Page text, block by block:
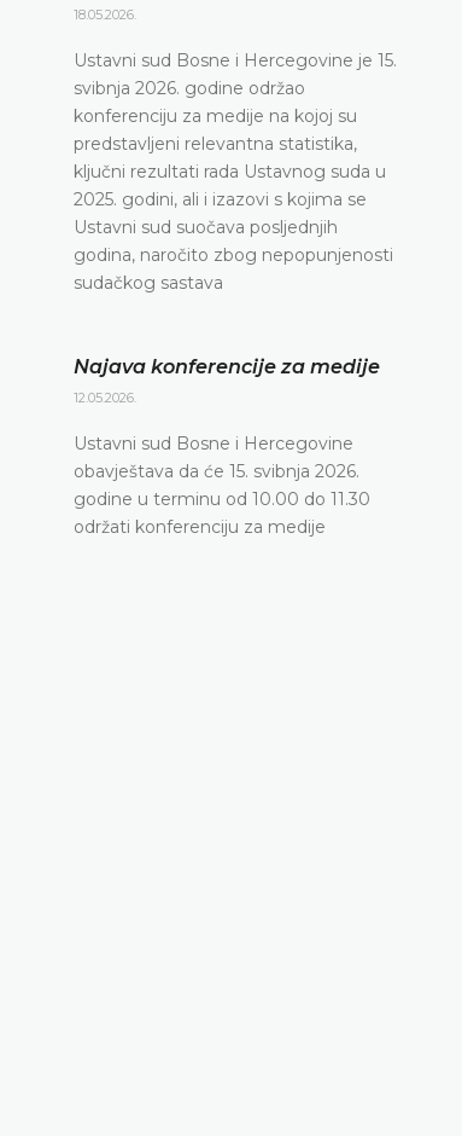
18.05.2026.
Ustavni sud Bosne i Hercegovine je 15.
svibnja 2026. godine održao
konferenciju za medije na kojoj su
predstavljeni relevantna statistika,
ključni rezultati rada Ustavnog suda u
2025. godini, ali i izazovi s kojima se
Ustavni sud suočava posljednjih
godina, naročito zbog nepopunjenosti
sudačkog sastava
Najava konferencije za medije
12.05.2026.
Ustavni sud Bosne i Hercegovine
obavještava da će 15. svibnja 2026.
godine u terminu od 10.00 do 11.30
održati konferenciju za medije